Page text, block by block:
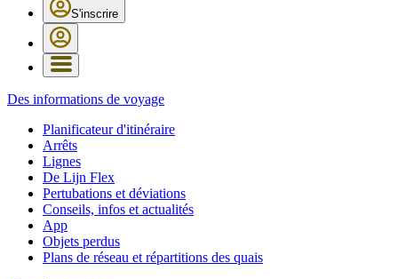
S'inscrire
Des informations de voyage
Planificateur d'itinéraire
Arrêts
Lignes
De Lijn Flex
Pertubations et déviations
Conseils, infos et actualités
App
Objets perdus
Plans de réseau et répartitions des quais